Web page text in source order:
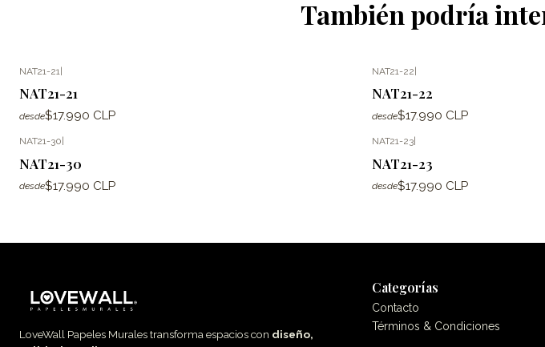
También podría
NAT21-21
NAT21-21
desde$17.990 CLP
NAT21-22
NAT21-22
desde$17.990 CLP
NAT21-30
NAT21-30
desde$17.990 CLP
NAT21-23|
NAT21-23
desde$17.990 CLP
LoveWall Papeles Murales transforma espacios con diseño,
Categorías
Contacto
Términos & Condiciones